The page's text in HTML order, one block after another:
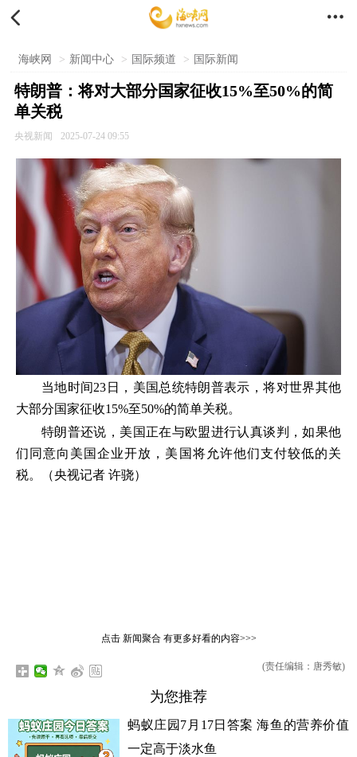
 
海峡网 > 新闻中心 > 国际频道 > 国际新闻
特朗普：将对大部分国家征收15%至50%的简
单关税
央视新闻 2025-07-24 09:55
当地时间23日，美国总统特朗普表示，将对世界其他
大部分国家征收15%至50%的简单关税。
特朗普还说，美国正在与欧盟进行认真谈判，如果他
们同意向美国企业开放，美国将允许他们支付较低的关
税。（央视记者 许骁）
点击 新闻聚合有更多好看的内容>>>
(责任编辑：唐秀敏)
为您推荐
蚂蚁庄园7月17日答案 海鱼的营养价值
一定高于淡水鱼